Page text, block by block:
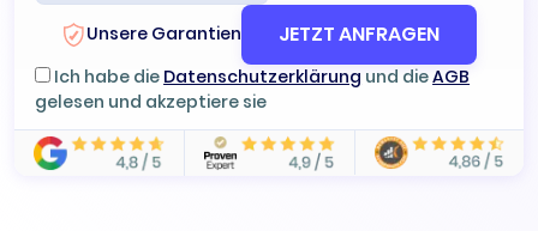
Unsere Garantien
JETZT ANFRAGEN
Ich habe die Datenschutzerklärung und dieAGB
gelesen und akzeptiere sie